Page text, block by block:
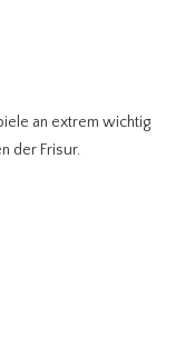
an extrem wichtig
der Frisur.